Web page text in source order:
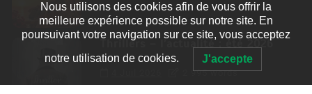
Thrillers – l’actualité : été 2026
2 995 words
Nous utilisons des cookies afin de vous offrir la
meilleure expérience possible sur notre site. En
poursuivant votre navigation sur ce site, vous acceptez
notre utilisation de cookies. J'accepte